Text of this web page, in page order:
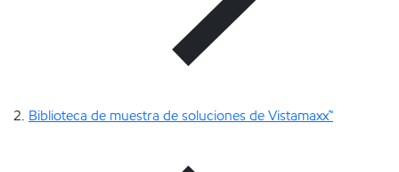
Biblioteca de muestra de soluciones de Vistamaxx™